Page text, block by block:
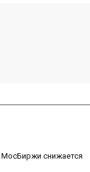
МосБиржи снижается